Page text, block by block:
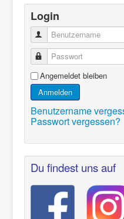
Login
Benutzername
Passwort
Angemeldet bleiben
Anmelden
Benutzername
Passwort vergessen?
Du findest uns auf